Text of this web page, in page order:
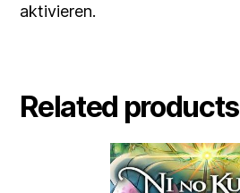
aktivieren.
Related products